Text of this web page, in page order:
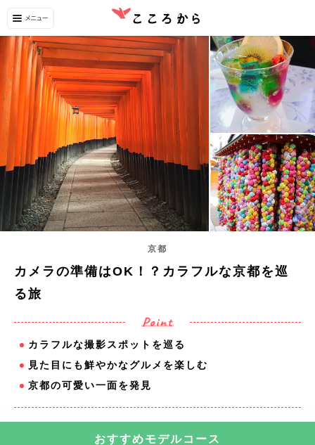
京都
カメラの準備はOK！？カラフルな京都を巡
る旅
カラフルな撮影スポットを巡る
見た目にも鮮やかなグルメを楽しむ
京都の可愛い一面を発見
おすすめモデルコース